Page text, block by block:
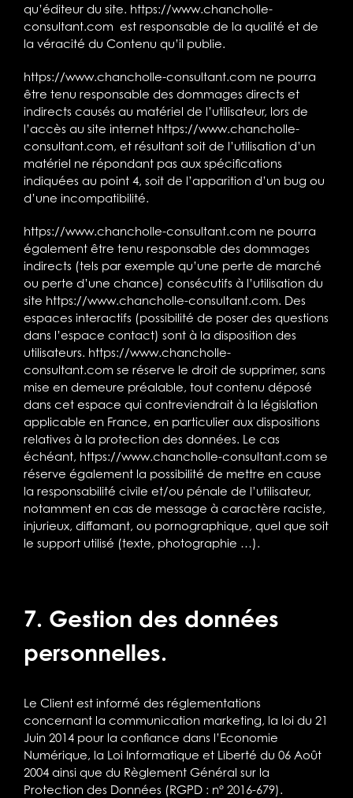
qu’éditeur du site. https://www.chancholle-
consultant.com est responsable de la qualité et de
la véracité du Contenu qu’il publie.
https://www.chancholle-consultant.com ne pourra
être tenu responsable des dommages directs et
indirects causés au matériel de l’utilisateur, lors de
l’accès au site internet https://www.chancholle-
consultant.com, et résultant soit de l’utilisation d’un
matériel ne répondant pas aux spécifications
indiquées au point 4, soit de l’apparition d’un bug ou
d’une incompatibilité.
https://www.chancholle-consultant.com ne pourra
également être tenu responsable des dommages
indirects (tels par exemple qu’une perte de marché
ou perte d’une chance) consécutifs à l’utilisation du
site https://www.chancholle-consultant.com. Des
espaces interactifs (possibilité de poser des questions
dans l’espace contact) sont à la disposition des
utilisateurs. https://www.chancholle-
consultant.com se réserve le droit de supprimer, sans
mise en demeure préalable, tout contenu déposé
dans cet espace qui contreviendrait à la législation
applicable en France, en particulier aux dispositions
relatives à la protection des données. Le cas
échéant, https://www.chancholle-consultant.com se
réserve également la possibilité de mettre en cause
la responsabilité civile et/ou pénale de l’utilisateur,
notamment en cas de message à caractère raciste,
injurieux, diffamant, ou pornographique, quel que soit
le support utilisé (texte, photographie …).
7. Gestion des données
personnelles.
Le Client est informé des réglementations
concernant la communication marketing, la loi du 21
Juin 2014 pour la confiance dans l’Economie
Numérique, la Loi Informatique et Liberté du 06 Août
2004 ainsi que du Règlement Général sur la
Protection des Données (RGPD : n° 2016-679).